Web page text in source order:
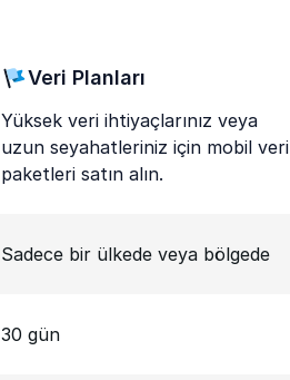
Veri Planları
Yüksek veri ihtiyaçlarınız veya
uzun seyahatleriniz için mobil veri
paketleri satın alın.
Sadece bir ülkede veya bölgede
30 gün